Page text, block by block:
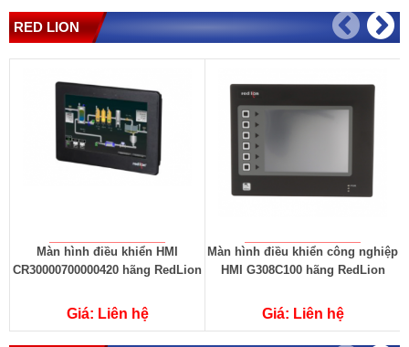
RED LION
Màn hình điều khiển HMI
CR30000700000420 hãng RedLion
Giá: Liên hệ
Màn hình điều khiển công nghiệp
HMI G308C100 hãng RedLion
Giá: Liên hệ